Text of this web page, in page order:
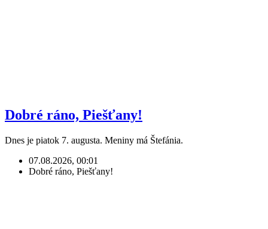
Dobré ráno, Piešťany!
Dnes je piatok 7. augusta. Meniny má Štefánia.
07.08.2026, 00:01
Dobré ráno, Piešťany!